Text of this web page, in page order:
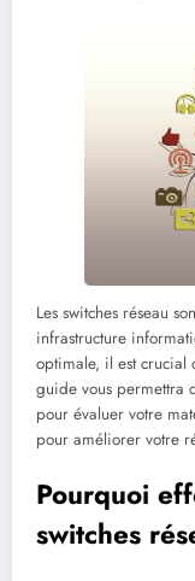
Les switches réseau
infrastructure
optimale, il est crucial
guide vous permettra
pour évaluer votre
pour améliorer votre
Pourquoi
switches